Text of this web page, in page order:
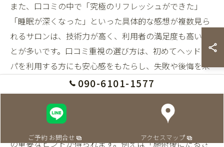
また、口コミの中で「究極のリフレッシュができた」
「睡眠が深くなった」といった具体的な感想が複数見ら
れるサロンは、技術力が高く、利用者の満足度も高いこ
とが多いです。口コミ重視の選び方は、初めてヘッドス
パを利用する方にも安心感をもたらし、失敗や後悔を未
然に防ぐポイントとなります。
ヘッドスパの体験談から学ぶ失敗しない選び方
の重要なヒントが得られます。例えば「施術後にだるさ
090-6101-1577
ご予約 お問合せ アクセスマップ